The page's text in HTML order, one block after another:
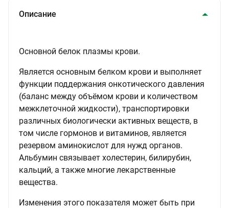
Описание
Основной белок плазмы крови.
Является основным белком крови и выполняет
функции поддержания онкотического давления
(баланс между объёмом крови и количеством
межклеточной жидкости), транспортировки
различных биологически активных веществ, в
том числе гормонов и витаминов, является
резервом аминокислот для нужд органов.
Альбумин связывает холестерин, билирубин,
кальций, а также многие лекарственные
вещества.
Изменения этого показателя может быть при